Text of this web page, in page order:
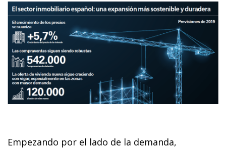
Empezando por el lado de la demanda,